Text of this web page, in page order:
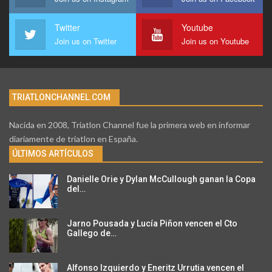
Twitter
Join us on Twitter
Youtube
Join us on Youtube
TRIATLONCHANNEL.COM
Nacida en 2008, Triatlon Channel fue la primera web en informar
diariamente de triatlon en España.
ÚLTIMOS ARTÍCULOS
Danielle Orie y Dylan McCullough ganan la Copa
del…
Jarno Pousada y Lucía Piñon vencen el Cto
Gallego de…
Alfonso Izquierdo y Eneritz Urrutia vencen el